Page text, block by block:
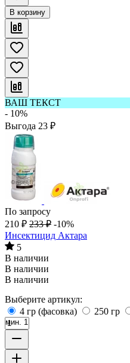
В корзину
ВАШ ТЕКСТ
- 10%
Выгода 23 ₽
По запросу
210 ₽ 233 ₽ -10%
Инсектицид Актара
5
В наличии
В наличии
В наличии
Выберите артикул:
4 гр (фасовка)
250 гр
мин. 1